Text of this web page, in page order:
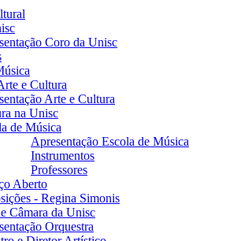
Coro da Unisc
e Cultura
Arte e Cultura
na Unisc
de Música
Apresentação Escola de Música
Instrumentos
Professores
Aberto
- Regina Simonis
Câmara da Unisc
Orquestra